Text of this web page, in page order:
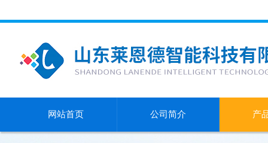
网站首页 公司简介 产